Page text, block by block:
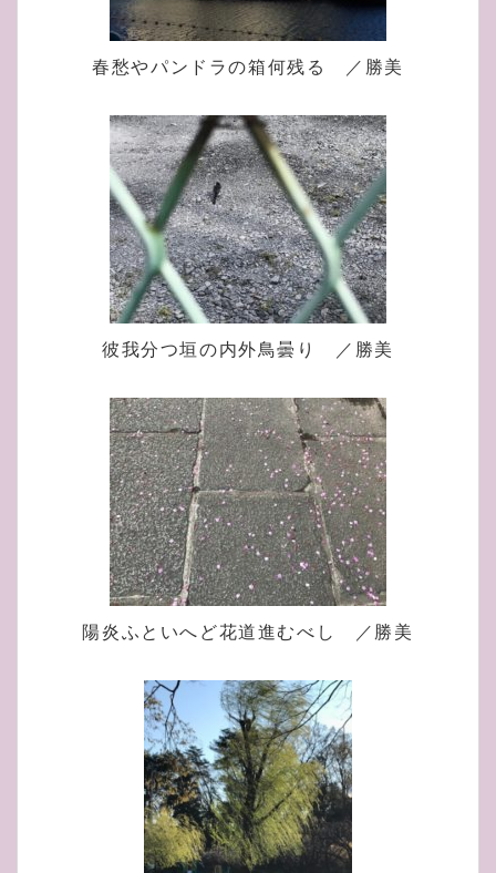
春愁やパンドラの箱何残る ／勝美
彼我分つ垣の内外鳥曇り ／勝美
陽炎ふといへど花道進むべし ／勝美